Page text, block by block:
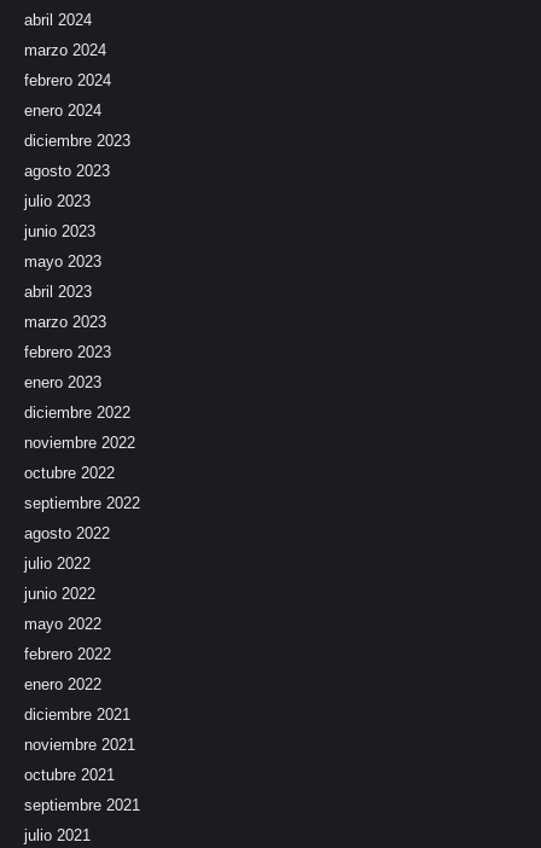
abril 2024
marzo 2024
febrero 2024
enero 2024
diciembre 2023
agosto 2023
julio 2023
junio 2023
mayo 2023
abril 2023
marzo 2023
febrero 2023
enero 2023
diciembre 2022
noviembre 2022
octubre 2022
septiembre 2022
agosto 2022
julio 2022
junio 2022
mayo 2022
febrero 2022
enero 2022
diciembre 2021
noviembre 2021
octubre 2021
septiembre 2021
julio 2021